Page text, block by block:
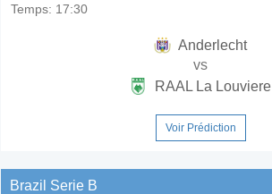
Temps: 17:30
Anderlecht
vs
RAAL La Louviere
Voir Prédiction
Brazil Serie B